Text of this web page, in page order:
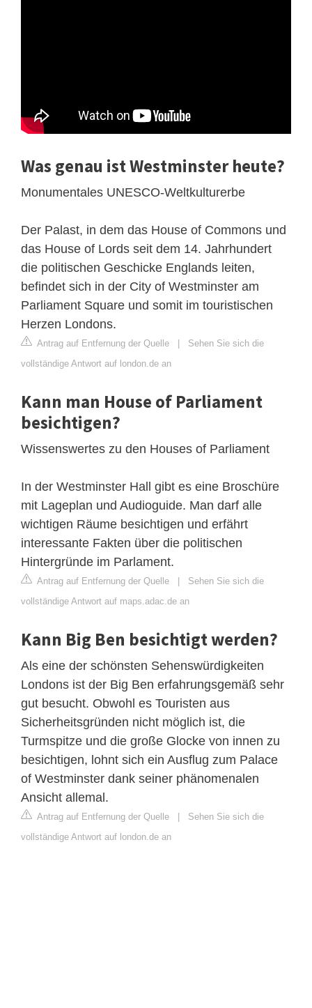
Was genau ist Westminster heute?
Monumentales UNESCO-Weltkulturerbe
Der Palast, in dem das House of Commons und
das House of Lords seit dem 14. Jahrhundert
die politischen Geschicke Englands leiten,
befindet sich in der City of Westminster am
Parliament Square und somit im touristischen
Herzen Londons.
Antrag auf Entfernung der Quelle | Sehen Sie sich die
vollständige Antwort auf london.de an
Kann man House of Parliament
besichtigen?
Wissenswertes zu den Houses of Parliament
In der Westminster Hall gibt es eine Broschüre
mit Lageplan und Audioguide. Man darf alle
wichtigen Räume besichtigen und erfährt
interessante Fakten über die politischen
Hintergründe im Parlament.
Antrag auf Entfernung der Quelle | Sehen Sie sich die
vollständige Antwort auf maps.adac.de an
Kann Big Ben besichtigt werden?
Als eine der schönsten Sehenswürdigkeiten
Londons ist der Big Ben erfahrungsgemäß sehr
gut besucht. Obwohl es Touristen aus
Sicherheitsgründen nicht möglich ist, die
Turmspitze und die große Glocke von innen zu
besichtigen, lohnt sich ein Ausflug zum Palace
of Westminster dank seiner phänomenalen
Ansicht allemal.
Antrag auf Entfernung der Quelle | Sehen Sie sich die
vollständige Antwort auf london.de an